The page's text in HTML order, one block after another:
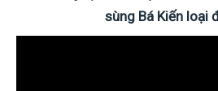
sùng Bá Kiến loại